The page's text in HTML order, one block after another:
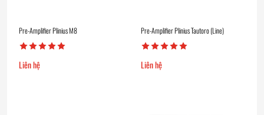
Pre-Amplifier Plinius M8
Liên hệ
Pre-Amplifier Plinius Tautoro (Line)
Liên hệ